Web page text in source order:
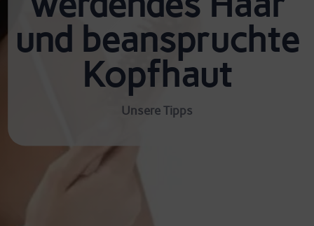
und beanspruchte
Kopfhaut
Unsere Tipps